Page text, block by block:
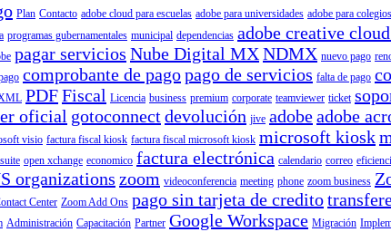
Plan Contacto adobe cloud para escuelas adobe para universidades adobe para colegios
programas gubernamentales municipal dependencias adobe creative
pagar servicios Nube Digital MXNDMX nuevo pago
comprobante de pagopago de servicios falta de pago
PDFFiscal Licencia business premium corporate teamviewer ticket
oficial gotoconnectdevolución jive adobeadobe
visio factura fiscal kiosk factura fiscal microsoft kiosk microsoft kiosk
suite open xchange economico factura electrónica calendario correo
organizations zoom videoconferencia meeting phone zoom business
Center Zoom Add Ons pago sin tarjeta de credito
Administración Capacitación Partner Google Workspace Migración